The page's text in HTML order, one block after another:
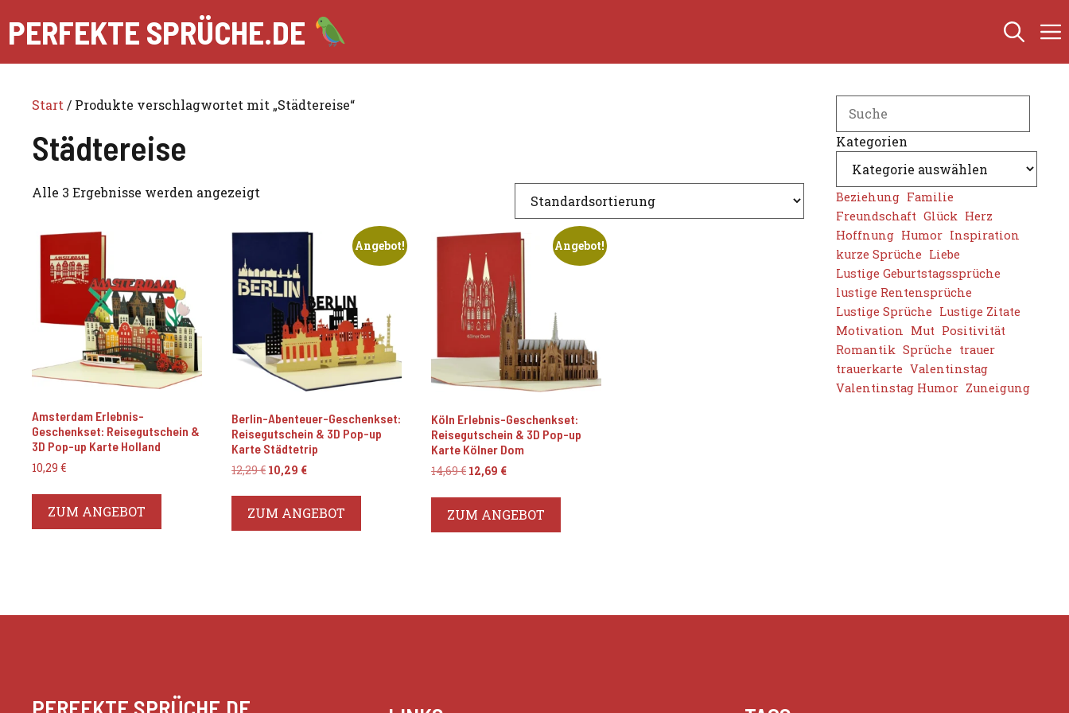
Inhalt
springen
PERFEKTE SPRÜCHE.DE
Start / Produkte verschlagwortet mit „Städtereise“
Städtereise
Alle 3 Ergebnisse werden angezeigt
Amsterdam Erlebnis-
Geschenkset: Reisegutschein &
3D Pop-up Karte Holland
10,29 €
ZUM ANGEBOT
Angebot!
Berlin-Abenteuer-Geschenkset:
Reisegutschein & 3D Pop-up
Karte Städtetrip
12,29€ Ursprünglicher
12,29 €
10,29 €Aktueller
10,29 €.
ZUM ANGEBOT
Angebot!
Köln Erlebnis-Geschenkset:
Reisegutschein & 3D Pop-up
Karte Kölner Dom
14,69€ Ursprünglicher
war:
14,69 €
12,69 €Aktueller
ist:
12,69 €.
ZUM ANGEBOT
Kategorien
Beziehung Familie
Freundschaft Glück Herz
Hoffnung Humor Inspiration
kurze Sprüche Liebe
Lustige Geburtstagssprüche
lustige Rentensprüche
Lustige Sprüche Lustige Zitate
Motivation Mut Positivität
Romantik Sprüche trauer
trauerkarte Valentinstag
Valentinstag Humor Zuneigung